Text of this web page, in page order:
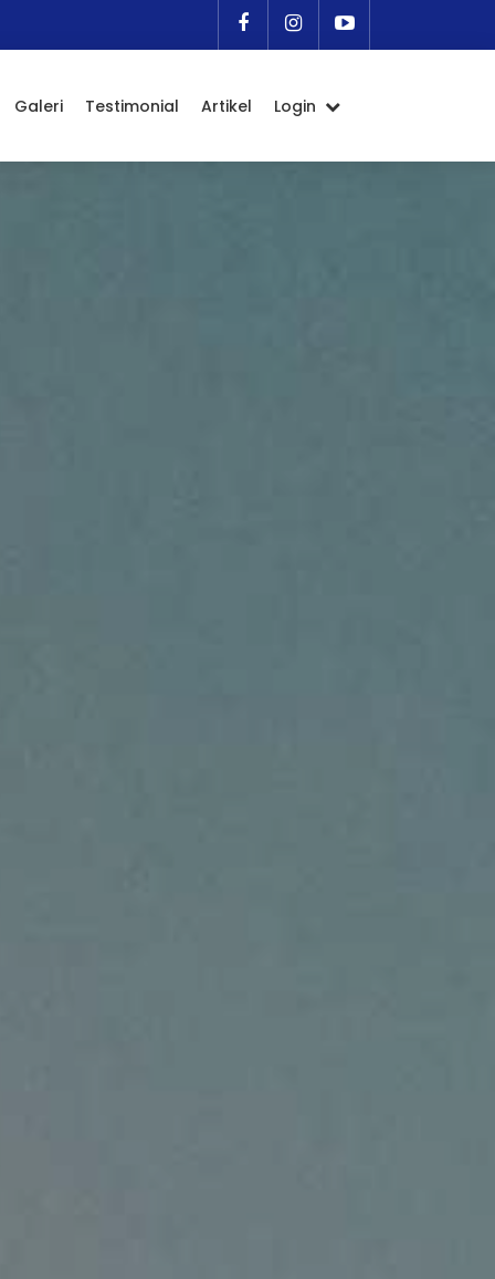
Galeri Testimonial Artikel Login